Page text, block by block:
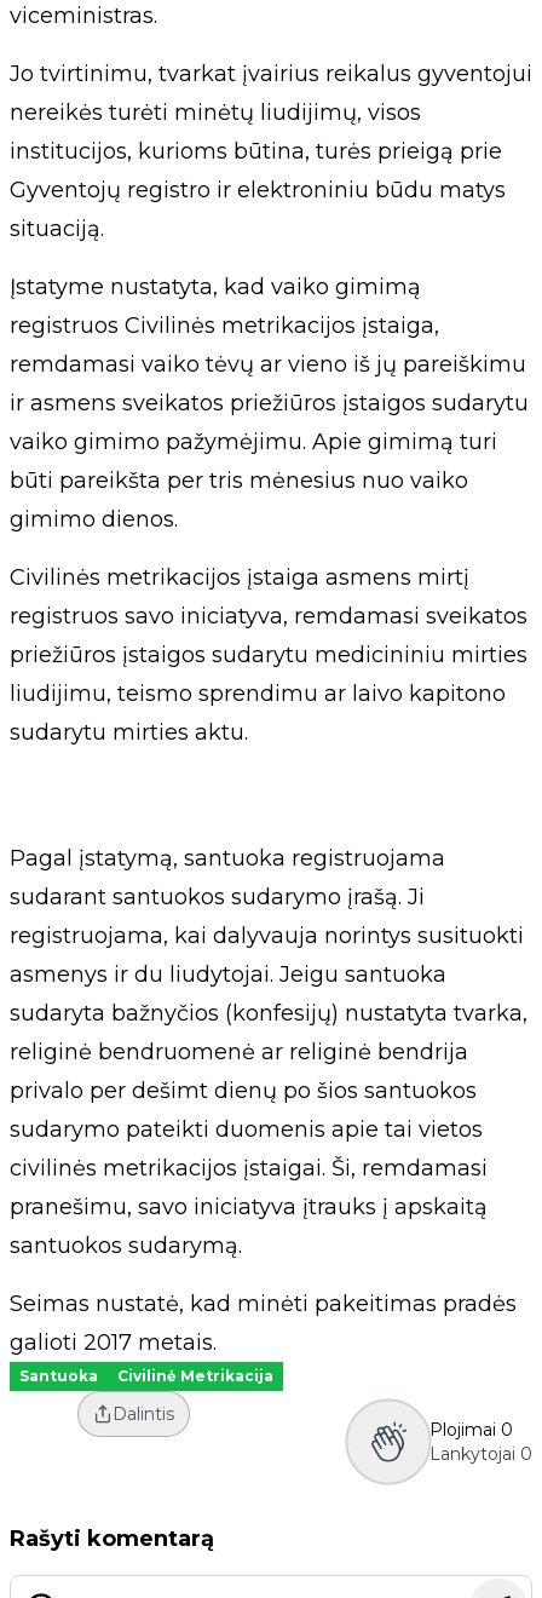
viceministras.
Jo tvirtinimu, tvarkat įvairius reikalus gyventojui
nereikės turėti minėtų liudijimų, visos
institucijos, kurioms būtina, turės prieigą prie
Gyventojų registro ir elektroniniu būdu matys
situaciją.
Įstatyme nustatyta, kad vaiko gimimą
registruos Civilinės metrikacijos įstaiga,
remdamasi vaiko tėvų ar vieno iš jų pareiškimu
ir asmens sveikatos priežiūros įstaigos sudarytu
vaiko gimimo pažymėjimu. Apie gimimą turi
būti pareikšta per tris mėnesius nuo vaiko
gimimo dienos.
Civilinės metrikacijos įstaiga asmens mirtį
registruos savo iniciatyva, remdamasi sveikatos
priežiūros įstaigos sudarytu medicininiu mirties
liudijimu, teismo sprendimu ar laivo kapitono
sudarytu mirties aktu.
Pagal įstatymą, santuoka registruojama
sudarant santuokos sudarymo įrašą. Ji
registruojama, kai dalyvauja norintys susituokti
asmenys ir du liudytojai. Jeigu santuoka
sudaryta bažnyčios (konfesijų) nustatyta tvarka,
religinė bendruomenė ar religinė bendrija
privalo per dešimt dienų po šios santuokos
sudarymo pateikti duomenis apie tai vietos
civilinės metrikacijos įstaigai. Ši, remdamasi
pranešimu, savo iniciatyva įtrauks į apskaitą
santuokos sudarymą.
Seimas nustatė, kad minėti pakeitimas pradės
galioti 2017 metais.
Santuoka Civilinė Metrikacija
Dalintis
Plojimai 0
Lankytojai 0
Rašyti komentarą